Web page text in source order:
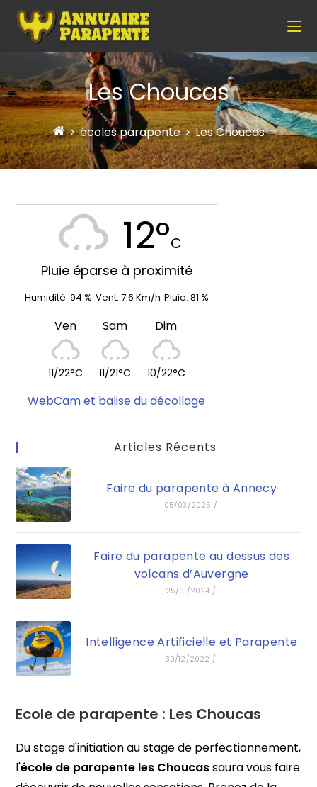
Les Choucas
> écoles parapente > Les Choucas
12°C
Pluie éparse à proximité
Humidité: 94 % Vent: 7.6 Km/h Pluie: 81 %
Ven
11/22°C
Sam
11/21°C
Dim
10/22°C
WebCam et balise du décollage
Articles Récents
Faire du parapente à Annecy
05/03/2025 /
Faire du parapente au dessus des
volcans d’Auvergne
25/01/2024 /
Intelligence Artificielle et Parapente
30/12/2022 /
Ecole de parapente : Les Choucas
Du stage d'initiation au stage de perfectionnement,
l'école de parapente les Choucassaura vous faire